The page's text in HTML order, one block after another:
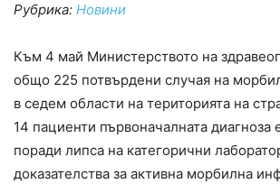
Рубрика: Новини
Към 4 май Министерството на
общо 225 потвърдени случая на
в седем области на територията на
14 пациенти първоначалната диагноза
поради липса на категорични
доказателства за активна морбилна